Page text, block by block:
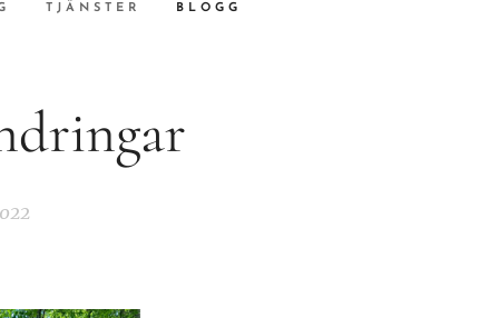
TJÄNSTER BLOGG